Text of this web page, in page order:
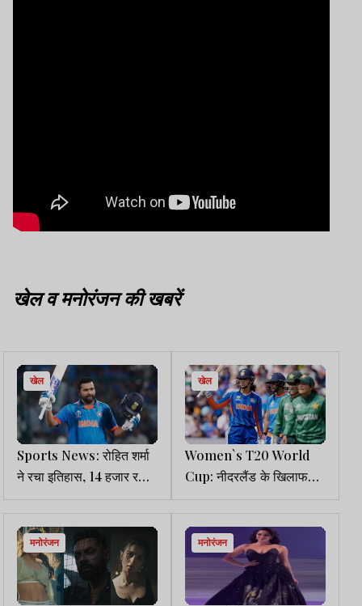
खेल व मनोरंजन की खबरें
खेल
Sports News: रोहित शर्मा
ने रचा इतिहास, 14 हजार रनों
का आंकड़ा किया पार
खेल
Women`s T20 World
Cup: नीदरलैंड के खिलाफ
उतरेगी टीम इंडिया की महिला
ब्रिगेड
मनोरंजन मनोरंजन